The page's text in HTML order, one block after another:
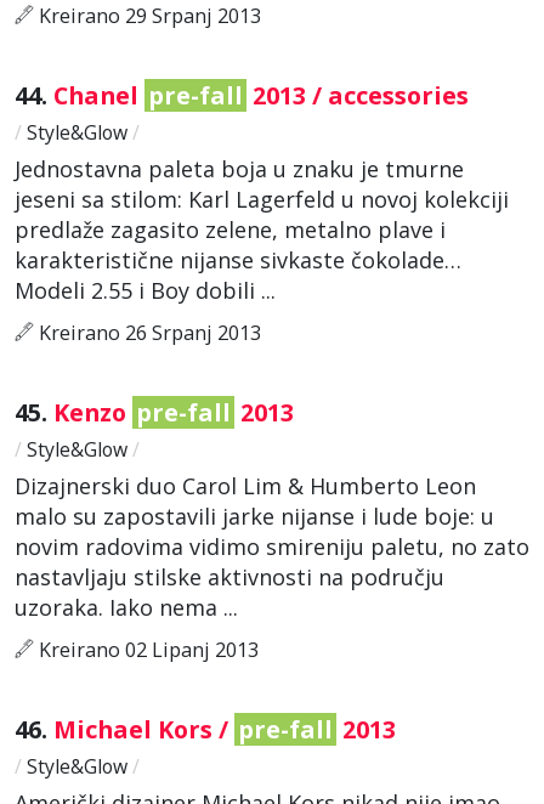
Kreirano 29 Srpanj 2013
44. Chanel pre-fall 2013 / accessories
/ Style&Glow/
Jednostavna paleta boja u znaku je tmurne
jeseni sa stilom: Karl Lagerfeld u novoj kolekciji
predlaže zagasito zelene, metalno plave i
karakteristične nijanse sivkaste čokolade…
Modeli 2.55 i Boy dobili ...
Kreirano 26 Srpanj 2013
45. Kenzo pre-fall 2013
/ Style&Glow/
Dizajnerski duo Carol Lim & Humberto Leon
malo su zapostavili jarke nijanse i lude boje: u
novim radovima vidimo smireniju paletu, no zato
nastavljaju stilske aktivnosti na području
uzoraka. Iako nema ...
Kreirano 02 Lipanj 2013
46. Michael Kors / pre-fall 2013
/ Style&Glow/